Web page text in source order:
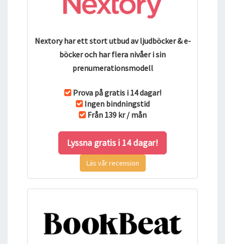
Nextory har ett stort utbud av ljudböcker & e-
böcker och har flera nivåer i sin
prenumerationsmodell
Prova på gratis i 14 dagar!
Ingen bindningstid
Från 139 kr / mån
Lyssna gratis i 14 dagar!
Läs vår recension